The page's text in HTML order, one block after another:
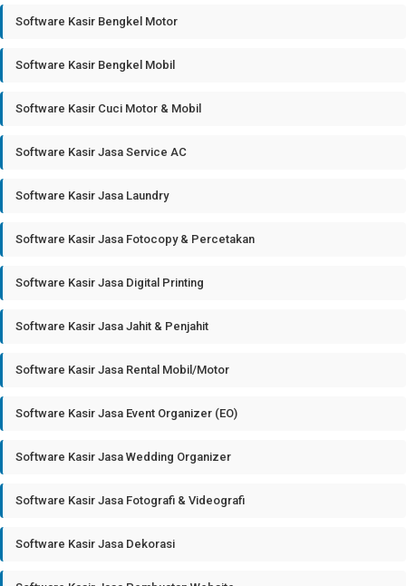
Software Kasir Bengkel Motor
Software Kasir Bengkel Mobil
Software Kasir Cuci Motor & Mobil
Software Kasir Jasa Service AC
Software Kasir Jasa Laundry
Software Kasir Jasa Fotocopy & Percetakan
Software Kasir Jasa Digital Printing
Software Kasir Jasa Jahit & Penjahit
Software Kasir Jasa Rental Mobil/Motor
Software Kasir Jasa Event Organizer (EO)
Software Kasir Jasa Wedding Organizer
Software Kasir Jasa Fotografi & Videografi
Software Kasir Jasa Dekorasi